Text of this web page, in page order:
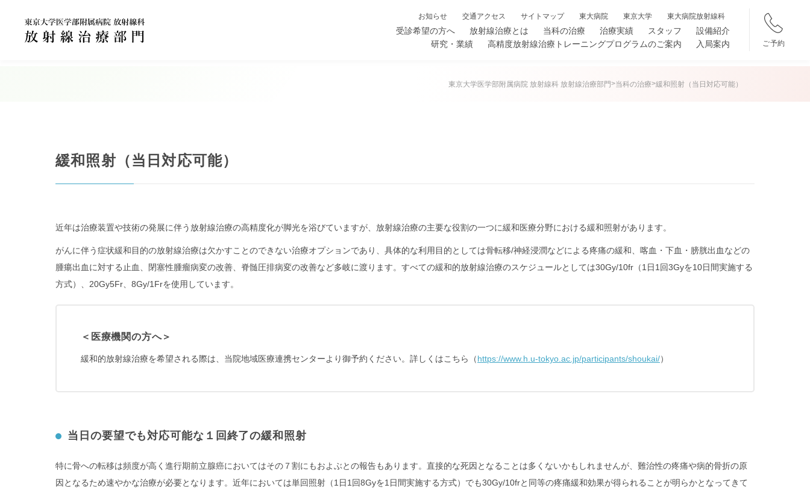
お知らせ 交通アクセス サイトマップ 東大病院 東京大学 東大病院放射線科
受診希望の方へ 放射線治療とは 当科の治療 治療実績 スタッフ
設備紹介
研究・業績
高精度放射線治療トレーニングプログラムのご案内 入局案内 ご予約
東京大学医学部附属病院 放射線科 放射線治療部門>当科の治療>緩和照射（当日対応可能）
緩和照射（当日対応可能）
近年は治療装置や技術の発展に伴う放射線治療の高精度化が脚光を浴びていますが、放射線治療の主要な役割の一つに緩和医療分野における緩和照射があります。
がんに伴う症状緩和目的の放射線治療は欠かすことのできない治療オプションであり、具体的な利用目的としては骨転移/神経浸潤などによる疼痛の緩和、喀血・下血・膀胱出血などの
腫瘍出血に対する止血、閉塞性腫瘤病変の改善、脊髄圧排病変の改善など多岐に渡ります。すべての緩和的放射線治療のスケジュールとしては30Gy/10fr（1日1回3Gyを10日間実施する
方式）、20Gy5Fr、8Gy/1Frを使用しています。
＜医療機関の方へ＞
緩和的放射線治療を希望される際は、当院地域医療連携センターより御予約ください。詳しくはこちら（https://www.h.u-tokyo.ac.jp/participants/shoukai/）
当日の要望でも対応可能な１回終了の緩和照射
特に骨への転移は頻度が高く進行期前立腺癌においてはその７割にもおよぶとの報告もあります。直接的な死因となることは多くないかもしれませんが、難治性の疼痛や病的骨折の原
因となるため速やかな治療が必要となります。近年においては単回照射（1日1回8Gyを1日間実施する方式）でも30Gy/10frと同等の疼痛緩和効果が得られることが明らかとなってきて